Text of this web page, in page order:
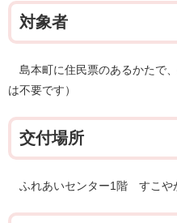
対象者
島本町に住民票のあるかたで
は不要です）
交付場所
ふれあいセンター1階 すこや